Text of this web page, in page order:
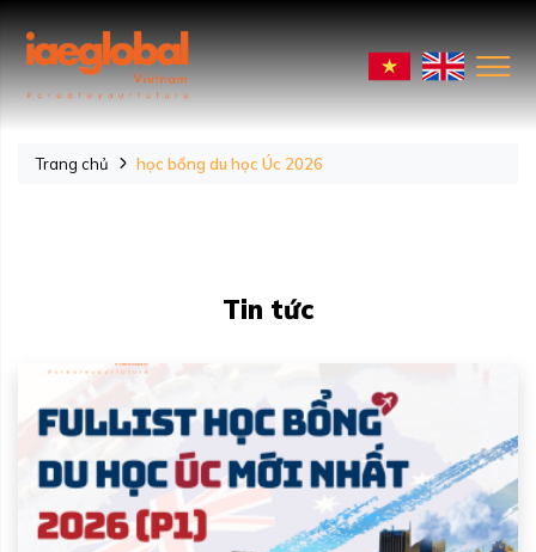
Trang chủ học bổng du học Úc 2026
Tin tức